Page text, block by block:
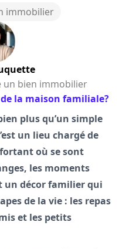
immobilier
un bien immobilier
la maison familiale?
plus qu’un simple
un lieu chargé de
où se sont
les moments
un décor familier qui
de la vie : les repas
et les petits